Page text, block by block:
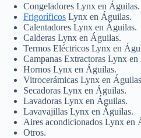
Congeladores Lynx en Águilas.
Frigoríficos Lynx en Águilas.
Calentadores Lynx en Águilas.
Calderas Lynx en Águilas.
Termos Eléctricos Lynx en
Campanas Extractoras Lynx
Hornos Lynx en Águilas.
Vitrocerámicas Lynx en
Secadoras Lynx en Águilas.
Lavadoras Lynx en Águilas.
Lavavajillas Lynx en Águilas.
Aires acondicionados Lynx en
Otros.